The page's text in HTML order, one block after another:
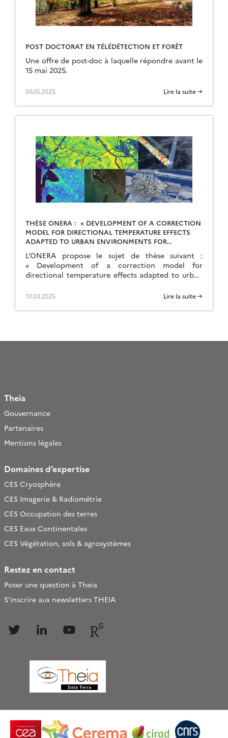
POST DOCTORAT EN TÉLÉDÉTECTION ET FORÊT
Une offre de post-doc à laquelle répondre avant le
15 mai 2025.
05.05.2025 Lire la suite →
THÈSE ONERA : « DEVELOPMENT OF A CORRECTION
MODEL FOR DIRECTIONAL TEMPERATURE EFFECTS
ADAPTED TO URBAN ENVIRONMENTS FOR
L’ONERA propose le sujet de thèse suivant :
« Development of a correction model for
directional temperature effects adapted to urban
infrared images ».Démarrage en octobre 2025 […]
10.03.2025 Lire la suite →
Theia
Gouvernance
Partenaires
Mentions légales
Domaines d’expertise
CES Cryosphère
CES Imagerie & Radiométrie
CES Occupation des terres
CES Eaux Continentales
CES Végétation, sols & agrosystèmes
Restez en contact
Poser une question à Theia
S’inscrire aux newsletters THEIA
Follow Follow